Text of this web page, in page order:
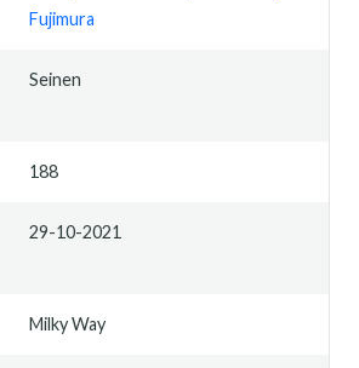
Fujimura
Seinen
188
29-10-2021
Milky Way